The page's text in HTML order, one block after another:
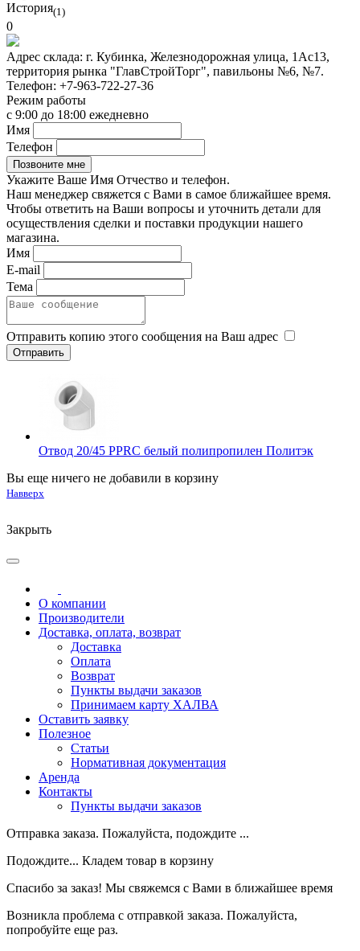
История(1)
0
Адрес склада: г. Кубинка, Железнодорожная улица, 1Ас13,
территория рынка "ГлавСтройТорг", павильоны №6, №7.
Телефон: +7-963-722-27-36
Режим работы
с 9:00 до 18:00 ежедневно
Имя
Телефон
Укажите Ваше Имя Отчество и телефон.
Наш менеджер свяжется с Вами в самое ближайшее время.
Чтобы ответить на Ваши вопросы и уточнить детали для
осуществления сделки и поставки продукции нашего
магазина.
Имя
E-mail
Тема
Отправить копию этого сообщения на Ваш адрес
Отвод 20/45 PPRC белый полипропилен Политэк
Вы еще ничего не добавили в корзину
Навверх
Закрыть
О компании
Производители
Доставка, оплата, возврат
Доставка
Оплата
Возврат
Пункты выдачи заказов
Принимаем карту ХАЛВА
Оставить заявку
Полезное
Статьи
Нормативная документация
Аренда
Контакты
Пункты выдачи заказов
Отправка заказа. Пожалуйста, подождите ...
Подождите... Кладем товар в корзину
Спасибо за заказ! Мы свяжемся с Вами в ближайшее время
Возникла проблема с отправкой заказа. Пожалуйста,
попробуйте еще раз.